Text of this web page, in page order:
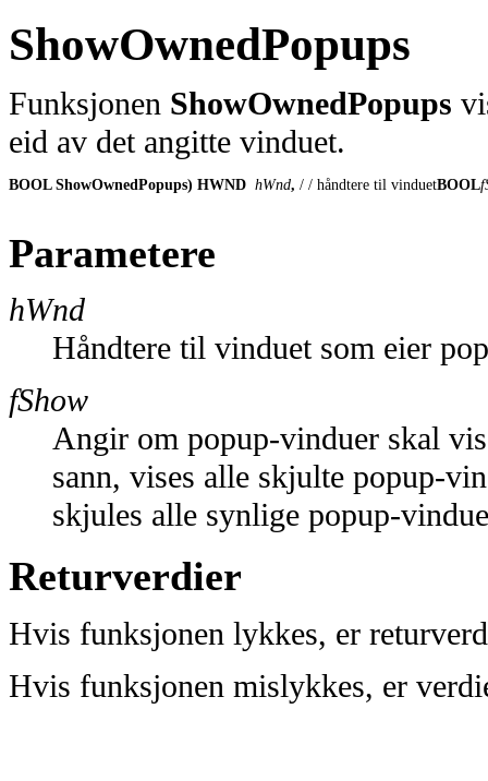
ShowOwnedPopups
Funksjonen ShowOwnedPopups
eid av det angitte vinduet.
BOOL ShowOwnedPopups) HWND hWnd, / / håndtere til vinduetBOOL
Parametere
hWnd
Håndtere til vinduet som eier
fShow
Angir om popup-vinduer skal
sann, vises alle skjulte popup-
skjules alle synlige popup-
Returverdier
Hvis funksjonen lykkes, er
Hvis funksjonen mislykkes, er